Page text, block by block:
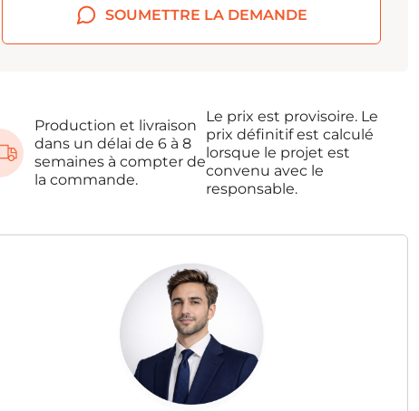
SOUMETTRE LA DEMANDE
Production et livraison
dans un délai de 6 à 8
semaines à compter de
la commande.
Le prix est provisoire. Le
prix définitif est calculé
lorsque le projet est
convenu avec le
responsable.